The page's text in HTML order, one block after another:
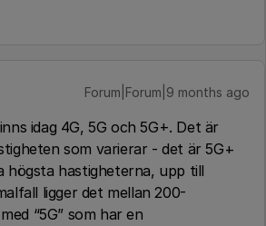
Forum|Forum|9 months ago
idag 4G, 5G och 5G+. Det är
som varierar - det är 5G+
högsta hastigheterna, upp till
ligger det mellan 200-
“5G” som har en